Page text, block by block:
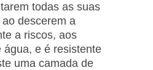
todas as suas
descerem a
a riscos, aos
água, e é resistente
uma camada de